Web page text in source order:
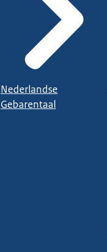
Nederlandse
Gebarentaal